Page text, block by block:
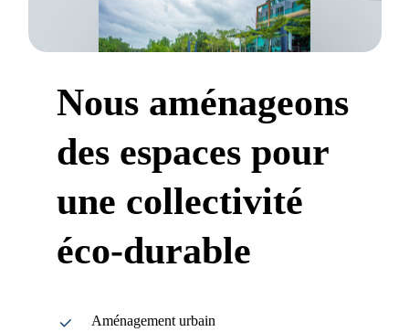
Nous aménageons
des espaces pour
une collectivité
éco-durable
Aménagement urbain